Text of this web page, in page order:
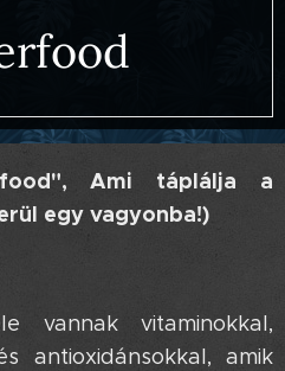
Ami táplálja a
egy vagyonba!)
vannak vitaminokkal,
antioxidánsokkal, amik